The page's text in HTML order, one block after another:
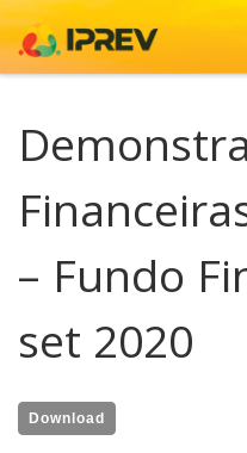
Skip to content
– Fundo
set 2020
Download